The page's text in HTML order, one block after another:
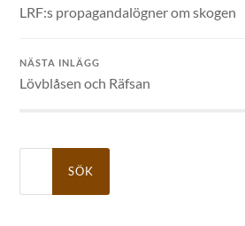
LRF:s propagandalögner om skogen
NÄSTA INLÄGG
Lövblåsen och Räfsan